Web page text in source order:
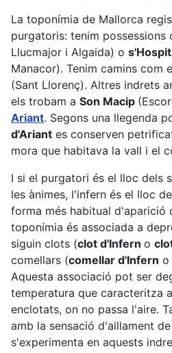
La toponímia de Mallorca
purgatoris: tenim possessions
Llucmajor i Algaida) o
Manacor). Tenim camins com
(Sant Llorenç). Altres indrets
els trobam a Son Macip
Ariant. Segons una llegenda
d'Ariant es conserven
mora que habitava la vall i el
I si el purgatori és el lloc dels
les ànimes, l'infern és el lloc
forma més habitual d'aparició
toponímia és associada a
siguin clots (clot d'Infern o
comellars (comellar d'Infern o
Aquesta associació pot ser
temperatura que caracteritza
enclotats, on no passa l'aire.
amb la sensació d'aillament
s'experimenta en aquests